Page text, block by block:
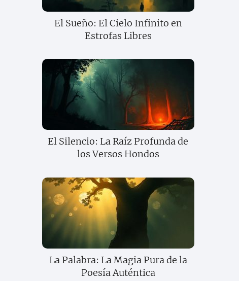
El Sueño: El Cielo Infinito en
Estrofas Libres
El Silencio: La Raíz Profunda de
los Versos Hondos
La Palabra: La Magia Pura de la
Poesía Auténtica